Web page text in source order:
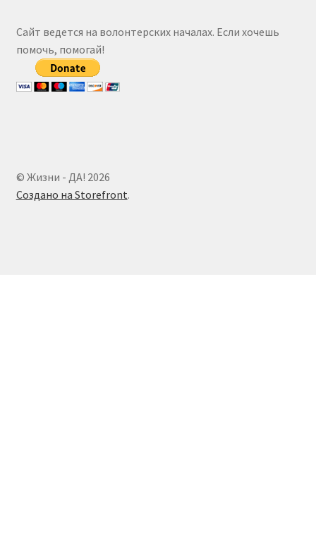
Сайт ведется на волонтерских началах. Если хочешь
помочь, помогай!
© Жизни - ДА! 2026
Создано на Storefront.